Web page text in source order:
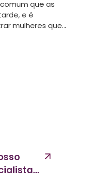
que as
e é
mulheres que...